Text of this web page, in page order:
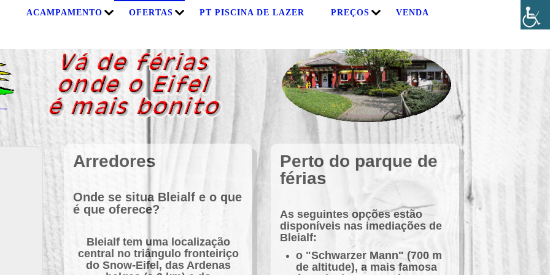
ACAMPAMENTO OFERTAS PT PISCINA DE LAZER PREÇOS VENDA
Arredores
Onde se situa Bleialf e o que
é que oferece?
Bleialf tem uma localização
central no triângulo fronteiriço
do Snow-Eifel, das Ardenas
Perto do parque de
férias
As seguintes opções estão
disponíveis nas imediações de
Bleialf:
o "Schwarzer Mann" (700 m
de altitude), a mais famosa